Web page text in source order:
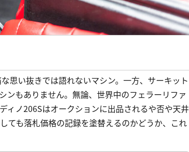
思い抜きでは語れないマシン。一方、サーキット
ンもありません。無論、世界中のフェラーリファ
ィノ206Sはオークションに出品されるや否や天井
ても落札価格の記録を塗替えるのかどうか、これ